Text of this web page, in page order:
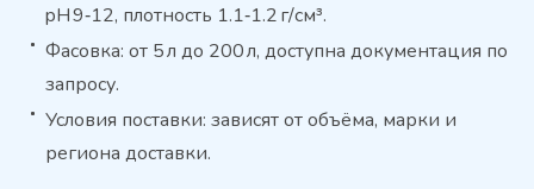
pH 9‑12, плотность 1.1‑1.2 г/см³.
Фасовка: от 5 л до 200 л, доступна документация по
запросу.
Условия поставки: зависят от объёма, марки и
региона доставки.